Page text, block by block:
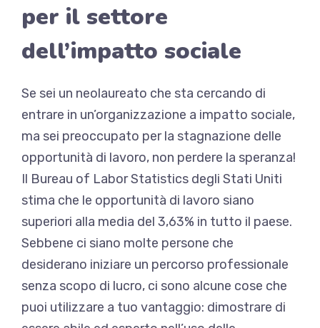
per il settore
dell’impatto sociale
Se sei un neolaureato che sta cercando di
entrare in un’organizzazione a impatto sociale,
ma sei preoccupato per la stagnazione delle
opportunità di lavoro, non perdere la speranza!
Il Bureau of Labor Statistics degli Stati Uniti
stima che le opportunità di lavoro siano
superiori alla media del 3,63% in tutto il paese.
Sebbene ci siano molte persone che
desiderano iniziare un percorso professionale
senza scopo di lucro, ci sono alcune cose che
puoi utilizzare a tuo vantaggio: dimostrare di